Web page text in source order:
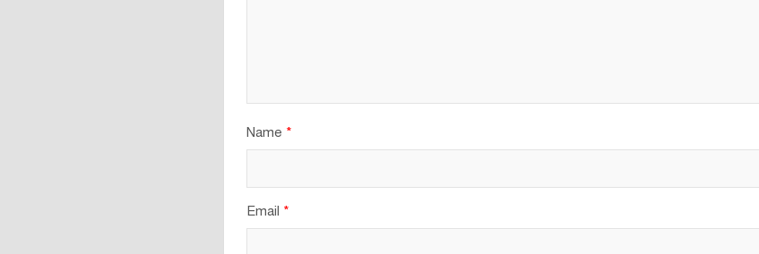
Name *
Email *